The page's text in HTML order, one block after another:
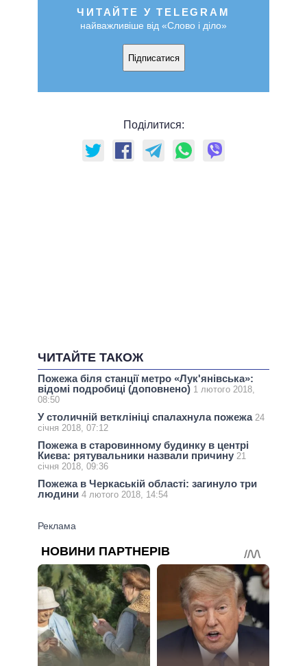
ЧИТАЙТЕ У TELEGRAM
найважливіше від «Слово і діло»
Підписатися
Поділитися:
ЧИТАЙТЕ ТАКОЖ
Пожежа біля станції метро «Лук'янівська»:
відомі подробиці (доповнено) 1 лютого 2018,
08:50
У столичній ветклініці спалахнула пожежа 24
січня 2018, 07:12
Пожежа в старовинному будинку в центрі
Києва: рятувальники назвали причину 21
січня 2018, 09:36
Пожежа в Черкаській області: загинуло три
людини 4 лютого 2018, 14:54